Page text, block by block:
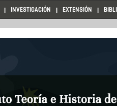
INVESTIGACIÓN EXTENSIÓN